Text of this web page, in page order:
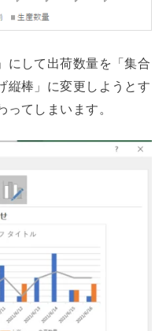
にして出荷数量を「集合
縦棒」に変更しようとす
てしまいます。